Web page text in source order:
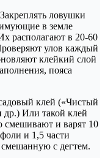
ловушки
в земле
располагают в 20-60
улов каждый
клейкий слой
пояса
клей («Чистый
Или такой клей
смешивают и варят 10
и 1,5 части
с дегтем.